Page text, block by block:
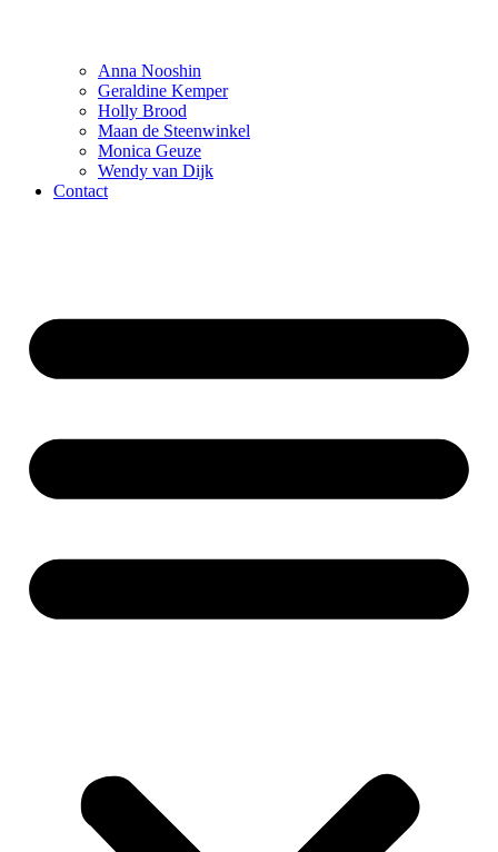
Anna Nooshin
Geraldine Kemper
Holly Brood
Maan de Steenwinkel
Monica Geuze
Wendy van Dijk
Contact